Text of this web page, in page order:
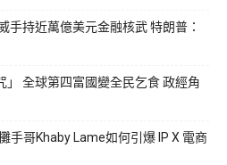
手持近萬億美元金融核武 特朗普：
」 全球第四富國變全民乞食 政經角
手哥Khaby Lame如何引爆 IP X 電商